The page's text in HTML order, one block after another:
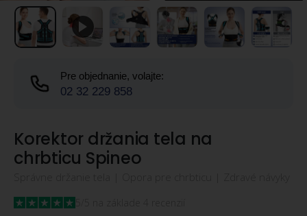
Pre objednanie, volajte:
02 32 229 858
Korektor držania tela na
chrbticu Spineo